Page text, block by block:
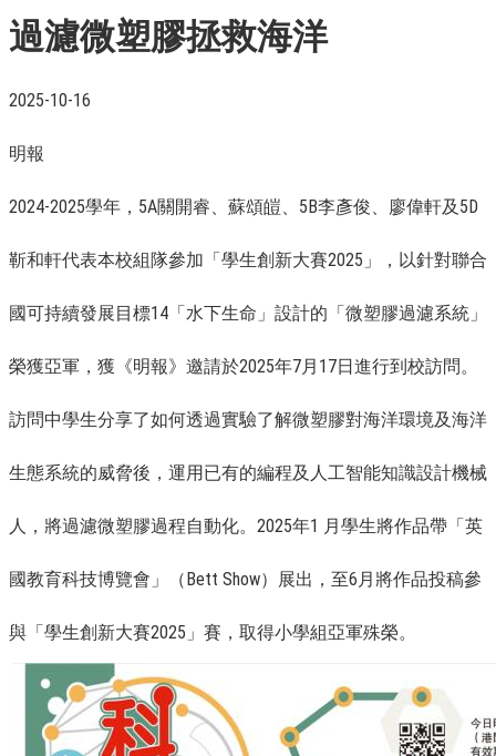
過濾微塑膠拯救海洋
2025-10-16
明報
2024-2025學年，5A關開睿、蘇頌皚、5B李彥俊、廖偉軒及5D
靳和軒代表本校組隊參加「學生創新大賽2025」，以針對聯合
國可持續發展目標14「水下生命」設計的「微塑膠過濾系統」
榮獲亞軍，獲《明報》邀請於2025年7月17日進行到校訪問。
訪問中學生分享了如何透過實驗了解微塑膠對海洋環境及海洋
生態系統的威脅後，運用已有的編程及人工智能知識設計機械
人，將過濾微塑膠過程自動化。2025年1 月學生將作品帶「英
國教育科技博覽會」（Bett Show）展出，至6月將作品投稿參
與「學生創新大賽2025」賽，取得小學組亞軍殊榮。